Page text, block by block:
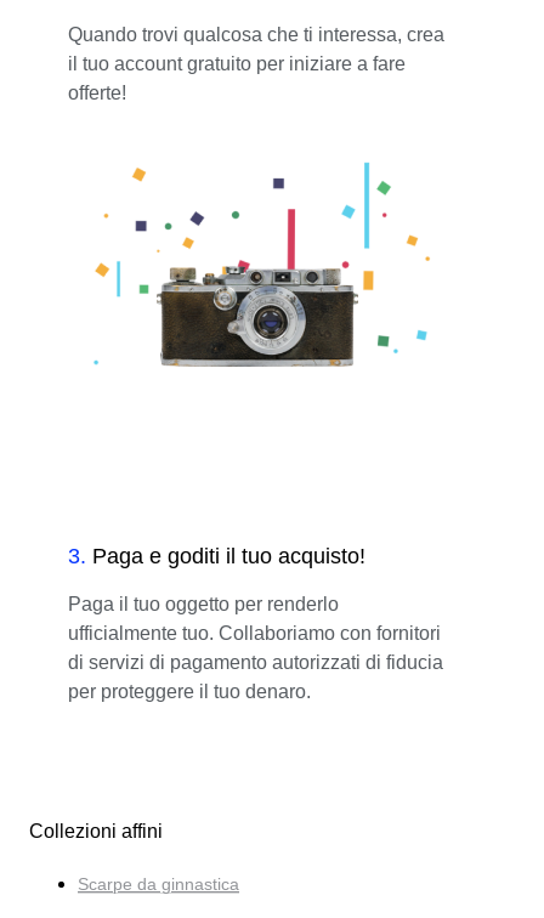
Quando trovi qualcosa che ti interessa, crea
il tuo account gratuito per iniziare a fare
offerte!
3. Paga e goditi il tuo acquisto!
Paga il tuo oggetto per renderlo
ufficialmente tuo. Collaboriamo con fornitori
di servizi di pagamento autorizzati di fiducia
per proteggere il tuo denaro.
Collezioni affini
Scarpe da ginnastica